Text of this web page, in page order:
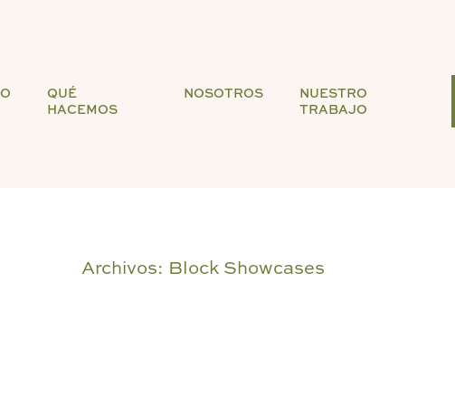
QUÉ
HACEMOS
NOSOTROS
NUESTRO
TRABAJO
Archivos: Block Showcases